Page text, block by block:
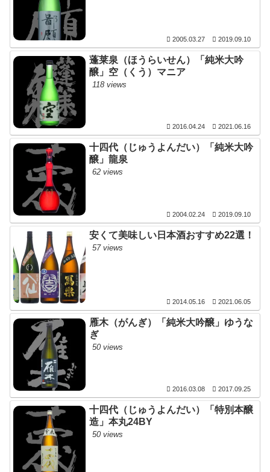
2005.03.27 2019.09.10
蓬莱泉（ほうらいせん）「純米大吟
醸」空（くう）マニア
118 views
2016.04.24 2021.06.16
十四代（じゅうよんだい）「純米大吟
醸」龍泉
62 views
2004.02.24 2019.09.10
安くて美味しい日本酒おすすめ22選！
57 views
2014.05.16 2021.06.05
雁木（がんぎ）「純米大吟醸」ゆうな
ぎ
50 views
2016.03.08 2017.09.25
十四代（じゅうよんだい）「特別本醸
造」本丸24BY
50 views